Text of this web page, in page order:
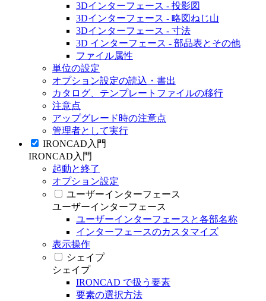
3Dインターフェース - 投影図
3Dインターフェース - 略図ねじ山
3Dインターフェース - 寸法
3D インターフェース - 部品表とその他
ファイル属性
単位の設定
オプション設定の読込・書出
カタログ、テンプレートファイルの移行
注意点
アップグレード時の注意点
管理者として実行
IRONCAD入門
IRONCAD入門
起動と終了
オプション設定
ユーザーインターフェース
ユーザーインターフェース
ユーザーインターフェースと各部名称
インターフェースのカスタマイズ
表示操作
シェイプ
シェイプ
IRONCAD で扱う要素
要素の選択方法